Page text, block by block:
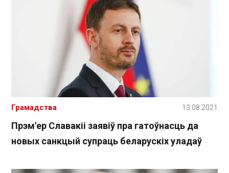
Прэм'ер Славакіі заявіў пра гатоўнасць да
новых санкцый супраць беларускіх уладаў
Грамадства 13.08.2021